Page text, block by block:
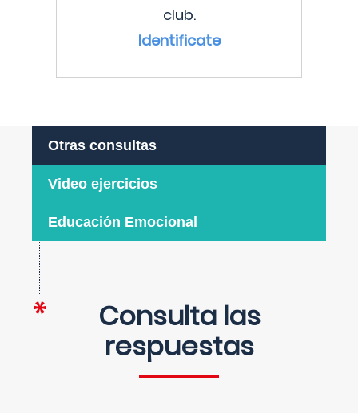
club.
Identificate
Otras consultas
Video ejercicios
Educación Emocional
Consulta las
respuestas